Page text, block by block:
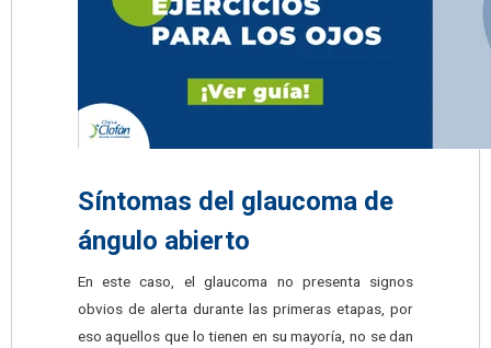
Síntomas del glaucoma de
ángulo abierto
En este caso, el glaucoma no presenta signos
obvios de alerta durante las primeras etapas, por
eso aquellos que lo tienen en su mayoría, no se dan